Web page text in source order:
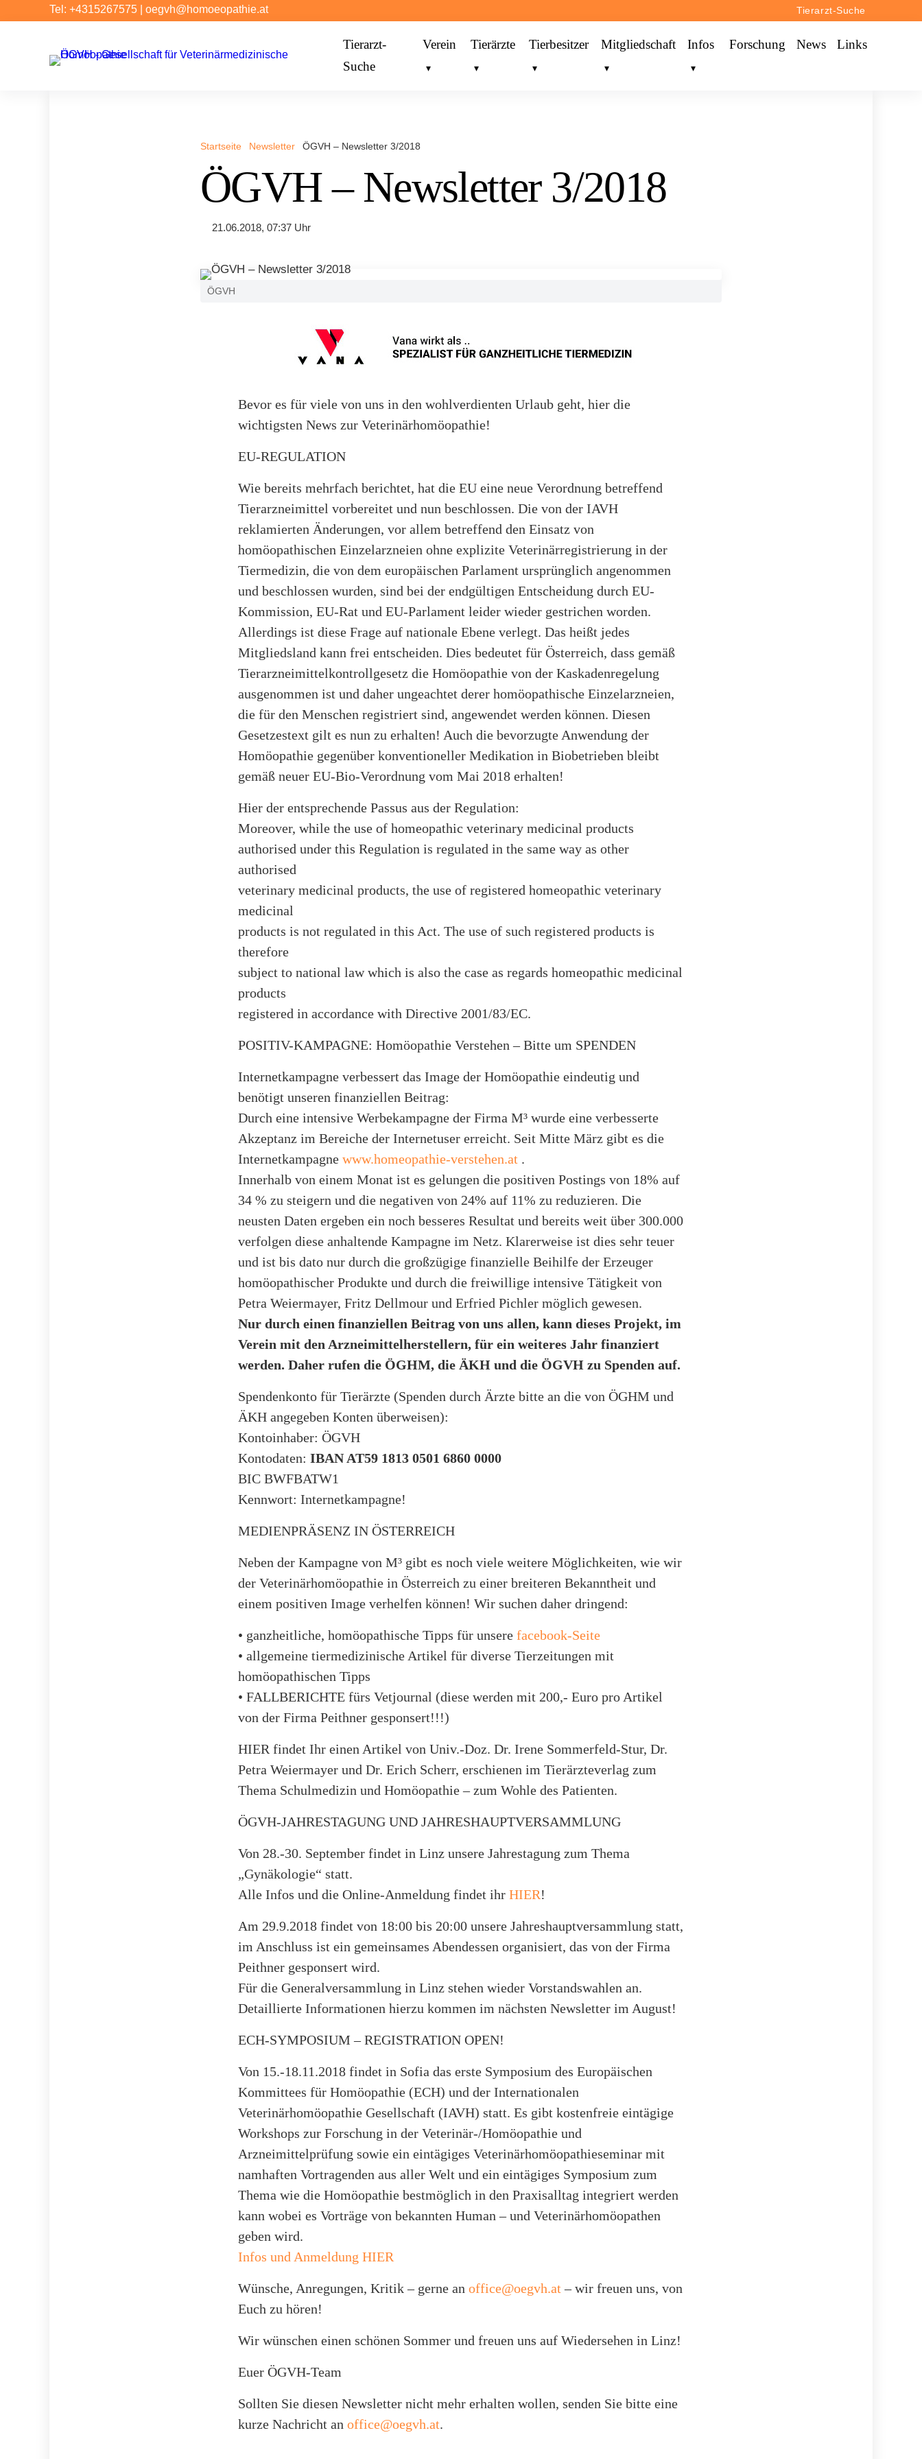
Tel: +4315267575 oegvh@homoeopathie.at Tierarzt-Suche
Tierarzt-
Suche
Verein Tierärzte Tierbesitzer Mitgliedschaft Infos Forschung News Links
Startseite Newsletter ÖGVH – Newsletter 3/2018
ÖGVH – Newsletter 3/2018
21.06.2018, 07:37 Uhr
ÖGVH
Bevor es für viele von uns in den wohlverdienten Urlaub geht, hier die
wichtigsten News zur Veterinärhomöopathie!
EU-REGULATION
Wie bereits mehrfach berichtet, hat die EU eine neue Verordnung betreffend
Tierarzneimittel vorbereitet und nun beschlossen. Die von der IAVH
reklamierten Änderungen, vor allem betreffend den Einsatz von
homöopathischen Einzelarzneien ohne explizite Veterinärregistrierung in der
Tiermedizin, die von dem europäischen Parlament ursprünglich angenommen
und beschlossen wurden, sind bei der endgültigen Entscheidung durch EU-
Kommission, EU-Rat und EU-Parlament leider wieder gestrichen worden.
Allerdings ist diese Frage auf nationale Ebene verlegt. Das heißt jedes
Mitgliedsland kann frei entscheiden. Dies bedeutet für Österreich, dass gemäß
Tierarzneimittelkontrollgesetz die Homöopathie von der Kaskadenregelung
ausgenommen ist und daher ungeachtet derer homöopathische Einzelarzneien,
die für den Menschen registriert sind, angewendet werden können. Diesen
Gesetzestext gilt es nun zu erhalten! Auch die bevorzugte Anwendung der
Homöopathie gegenüber konventioneller Medikation in Biobetrieben bleibt
gemäß neuer EU-Bio-Verordnung vom Mai 2018 erhalten!
Hier der entsprechende Passus aus der Regulation:
Moreover, while the use of homeopathic veterinary medicinal products
authorised under this Regulation is regulated in the same way as other
authorised
veterinary medicinal products, the use of registered homeopathic veterinary
medicinal
products is not regulated in this Act. The use of such registered products is
therefore
subject to national law which is also the case as regards homeopathic medicinal
products
registered in accordance with Directive 2001/83/EC.
POSITIV-KAMPAGNE: Homöopathie Verstehen – Bitte um SPENDEN
Internetkampagne verbessert das Image der Homöopathie eindeutig und
benötigt unseren finanziellen Beitrag:
Durch eine intensive Werbekampagne der Firma M³ wurde eine verbesserte
Akzeptanz im Bereiche der Internetuser erreicht. Seit Mitte März gibt es die
Internetkampagne www.homeopathie-verstehen.at .
Innerhalb von einem Monat ist es gelungen die positiven Postings von 18% auf
34 % zu steigern und die negativen von 24% auf 11% zu reduzieren. Die
neusten Daten ergeben ein noch besseres Resultat und bereits weit über 300.000
verfolgen diese anhaltende Kampagne im Netz. Klarerweise ist dies sehr teuer
und ist bis dato nur durch die großzügige finanzielle Beihilfe der Erzeuger
homöopathischer Produkte und durch die freiwillige intensive Tätigkeit von
Petra Weiermayer, Fritz Dellmour und Erfried Pichler möglich gewesen.
Nur durch einen finanziellen Beitrag von uns allen, kann dieses Projekt, im
Verein mit den Arzneimittelherstellern, für ein weiteres Jahr finanziert
werden. Daher rufen die ÖGHM, die ÄKH und die ÖGVH zu Spenden auf.
Spendenkonto für Tierärzte (Spenden durch Ärzte bitte an die von ÖGHM und
ÄKH angegeben Konten überweisen):
Kontoinhaber: ÖGVH
Kontodaten: IBAN AT59 1813 0501 6860 0000
BIC BWFBATW1
Kennwort: Internetkampagne!
MEDIENPRÄSENZ IN ÖSTERREICH
Neben der Kampagne von M³ gibt es noch viele weitere Möglichkeiten, wie wir
der Veterinärhomöopathie in Österreich zu einer breiteren Bekanntheit und
einem positiven Image verhelfen können! Wir suchen daher dringend:
• ganzheitliche, homöopathische Tipps für unsere facebook-Seite
• allgemeine tiermedizinische Artikel für diverse Tierzeitungen mit
homöopathischen Tipps
• FALLBERICHTE fürs Vetjournal (diese werden mit 200,- Euro pro Artikel
von der Firma Peithner gesponsert!!!)
HIER findet Ihr einen Artikel von Univ.-Doz. Dr. Irene Sommerfeld-Stur, Dr.
Petra Weiermayer und Dr. Erich Scherr, erschienen im Tierärzteverlag zum
Thema Schulmedizin und Homöopathie – zum Wohle des Patienten.
ÖGVH-JAHRESTAGUNG UND JAHRESHAUPTVERSAMMLUNG
Von 28.-30. September findet in Linz unsere Jahrestagung zum Thema
„Gynäkologie“ statt.
Alle Infos und die Online-Anmeldung findet ihr HIER!
Am 29.9.2018 findet von 18:00 bis 20:00 unsere Jahreshauptversammlung statt,
im Anschluss ist ein gemeinsames Abendessen organisiert, das von der Firma
Peithner gesponsert wird.
Für die Generalversammlung in Linz stehen wieder Vorstandswahlen an.
Detaillierte Informationen hierzu kommen im nächsten Newsletter im August!
ECH-SYMPOSIUM – REGISTRATION OPEN!
Von 15.-18.11.2018 findet in Sofia das erste Symposium des Europäischen
Kommittees für Homöopathie (ECH) und der Internationalen
Veterinärhomöopathie Gesellschaft (IAVH) statt. Es gibt kostenfreie eintägige
Workshops zur Forschung in der Veterinär-/Homöopathie und
Arzneimittelprüfung sowie ein eintägiges Veterinärhomöopathieseminar mit
namhaften Vortragenden aus aller Welt und ein eintägiges Symposium zum
Thema wie die Homöopathie bestmöglich in den Praxisalltag integriert werden
kann wobei es Vorträge von bekannten Human – und Veterinärhomöopathen
geben wird.
Infos und Anmeldung HIER
Wünsche, Anregungen, Kritik – gerne an office@oegvh.at – wir freuen uns, von
Euch zu hören!
Wir wünschen einen schönen Sommer und freuen uns auf Wiedersehen in Linz!
Euer ÖGVH-Team
Sollten Sie diesen Newsletter nicht mehr erhalten wollen, senden Sie bitte eine
kurze Nachricht an office@oegvh.at.